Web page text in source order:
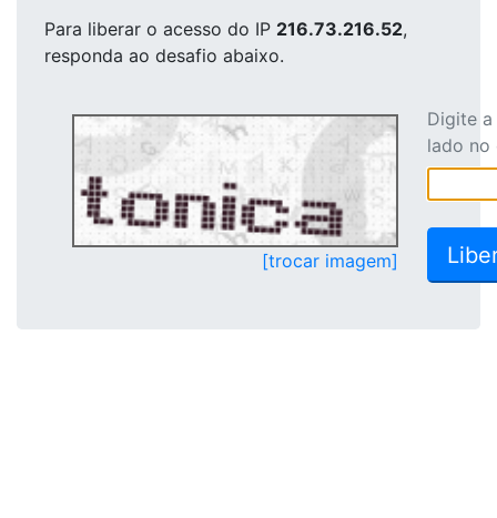
Para liberar o acesso do IP 216.73.216.52,
responda ao desafio abaixo.
[trocar imagem]
Digite
lado no